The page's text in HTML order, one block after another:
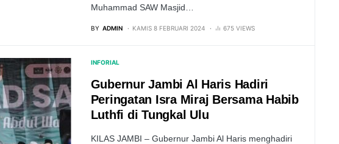
Muhammad SAW Masjid…
BY ADMIN KAMIS 8 FEBRUARI 2024 675 VIEWS
INFORIAL
Gubernur Jambi Al Haris Hadiri
Peringatan Isra Miraj Bersama Habib
Luthfi di Tungkal Ulu
KILAS JAMBI – Gubernur Jambi Al Haris menghadiri